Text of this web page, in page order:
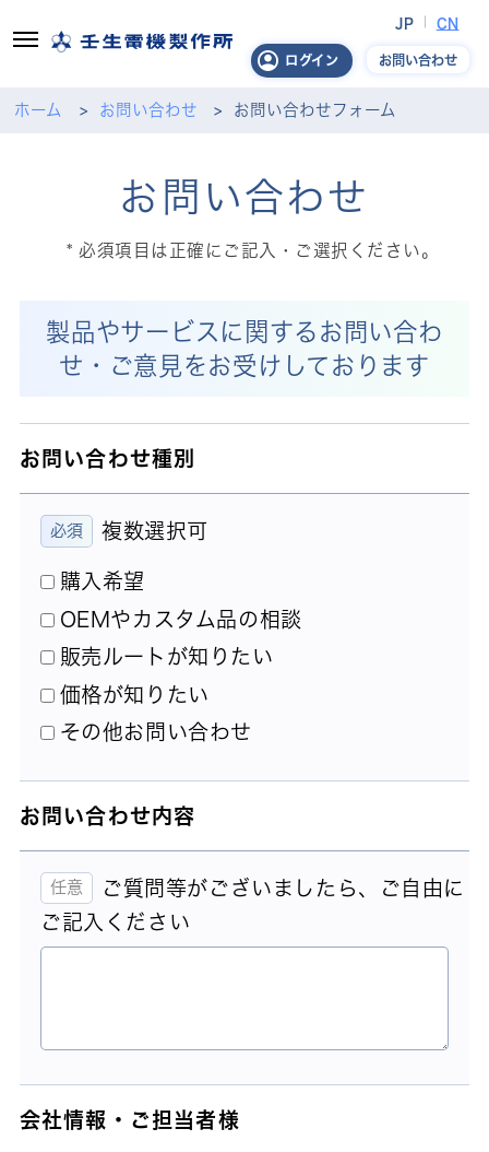
ログイン
JP CN
お問い合わせ
ホーム お問い合わせ お問い合わせフォーム
お問い合わせ
必須項目は正確にご記入・ご選択ください。
製品やサービスに関するお問い合わ
せ・ご意見をお受けしております
お問い合わせ種別
複数選択可
購入希望
OEMやカスタム品の相談
販売ルートが知りたい
価格が知りたい
その他お問い合わせ
お問い合わせ内容
ご質問等がございましたら、ご自由に
ご記入ください
会社情報・ご担当者様